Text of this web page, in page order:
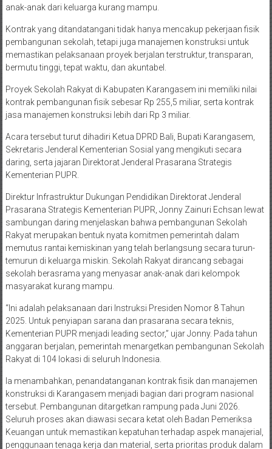
anak-anak dari keluarga kurang mampu.
Kontrak yang ditandatangani tidak hanya mencakup pekerjaan fisik
pembangunan sekolah, tetapi juga manajemen konstruksi untuk
memastikan pelaksanaan proyek berjalan terstruktur, transparan,
bermutu tinggi, tepat waktu, dan akuntabel.
Proyek Sekolah Rakyat di Kabupaten Karangasem ini memiliki nilai
kontrak pembangunan fisik sebesar Rp 255,5 miliar, serta kontrak
jasa manajemen konstruksi lebih dari Rp 3 miliar.
Acara tersebut turut dihadiri Ketua DPRD Bali, Bupati Karangasem,
Sekretaris Jenderal Kementerian Sosial yang mengikuti secara
daring, serta jajaran Direktorat Jenderal Prasarana Strategis
Kementerian PUPR.
Direktur Infrastruktur Dukungan Pendidikan Direktorat Jenderal
Prasarana Strategis Kementerian PUPR, Jonny Zainuri Echsan lewat
sambungan daring menjelaskan bahwa pembangunan Sekolah
Rakyat merupakan bentuk nyata komitmen pemerintah dalam
memutus rantai kemiskinan yang telah berlangsung secara turun-
temurun di keluarga miskin. Sekolah Rakyat dirancang sebagai
sekolah berasrama yang menyasar anak-anak dari kelompok
masyarakat kurang mampu.
“Ini adalah pelaksanaan dari Instruksi Presiden Nomor 8 Tahun
2025. Untuk penyiapan sarana dan prasarana secara teknis,
Kementerian PUPR menjadi leading sector,” ujar Jonny. Pada tahun
anggaran berjalan, pemerintah menargetkan pembangunan Sekolah
Rakyat di 104 lokasi di seluruh Indonesia.
Ia menambahkan, penandatanganan kontrak fisik dan manajemen
konstruksi di Karangasem menjadi bagian dari program nasional
tersebut. Pembangunan ditargetkan rampung pada Juni 2026.
Seluruh proses akan diawasi secara ketat oleh Badan Pemeriksa
Keuangan untuk memastikan kepatuhan terhadap aspek manajerial,
penggunaan tenaga kerja dan material, serta prioritas produk dalam